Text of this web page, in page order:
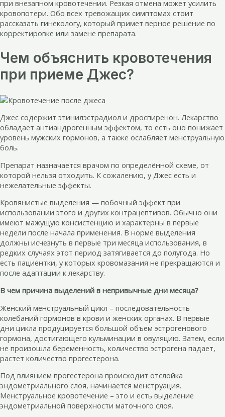
при внезапном кровотечении. Резкая отмена может усилить
кровопотери. Обо всех тревожащих симптомах стоит
рассказать гинекологу, который примет верное решение по
корректировке или замене препарата.
Чем объяснить кровотечения
при приеме Джес?
Джес содержит этинилэстрадиол и дроспиренон. Лекарство
обладает антиандрогенным эффектом, то есть оно понижает
уровень мужских гормонов, а также ослабляет менструальную
боль.
Препарат назначается врачом по определённой схеме, от
которой нельзя отходить. К сожалению, у Джес есть и
нежелательные эффекты.
Кровянистые выделения — побочный эффект при
использовании этого и других контрацептивов. Обычно они
имеют мажущую консистенцию и характерны в первые
недели после начала применения. В норме выделения
должны исчезнуть в первые три месяца использования, в
редких случаях этот период затягивается до полугода. Но
есть пациентки, у которых кровомазания не прекращаются и
после адаптации к лекарству.
В чем причина выделений в непривычные дни месяца?
Женский менструальный цикл – последовательность
колебаний гормонов в крови и женских органах. В первые
дни цикла продуцируется большой объем эстрогенового
гормона, достигающего кульминации в овуляцию. Затем, если
не произошла беременность, количество эстрогена падает,
растет количество прогестерона.
Под влиянием прогестерона происходит отслойка
эндометриального слоя, начинается менструация.
Менструальное кровотечение – это и есть выделение
эндометриальной поверхности маточного слоя.